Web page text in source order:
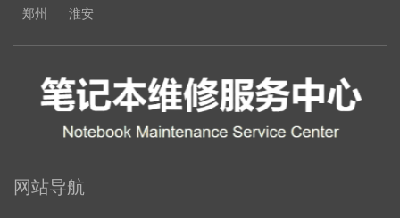
郑州 淮安
网站导航